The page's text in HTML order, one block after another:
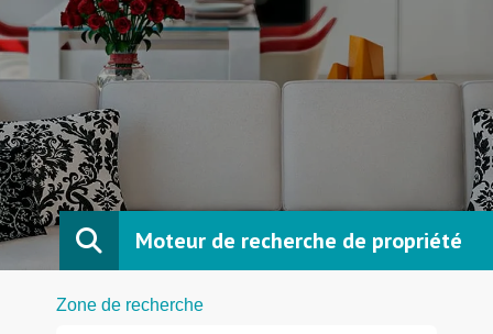
Moteur de recherche de propriété
Zone de recherche